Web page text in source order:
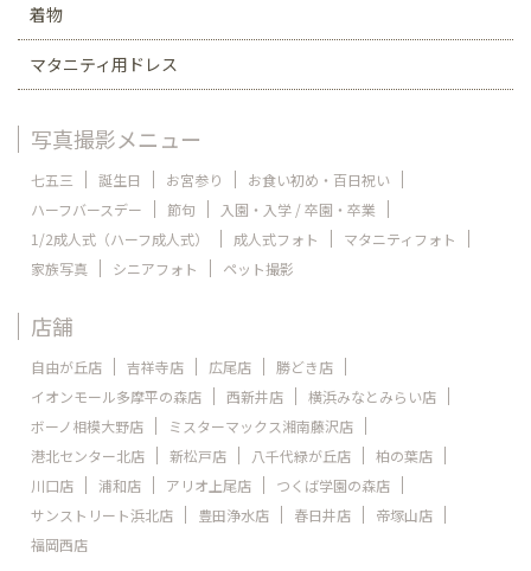
着物
マタニティ用ドレス
写真撮影メニュー
七五三 誕生日 お宮参り
お食い初め・百日祝い
ハーフバースデー
節句
入園・入学 / 卒園・卒業
1/2成人式（ハーフ成人式）
成人式フォト
マタニティフォト
家族写真
シニアフォト ペット撮影
店舗
自由が丘店 吉祥寺店 広尾店
勝どき店
イオンモール多摩平の森店
西新井店
横浜みなとみらい店
ボーノ相模大野店
ミスターマックス湘南藤沢店
港北センター北店
新松戸店 八千代緑が丘店
柏の葉店
川口店
浦和店 アリオ上尾店
つくば学園の森店
サンストリート浜北店
豊田浄水店 春日井店
帝塚山店
福岡西店